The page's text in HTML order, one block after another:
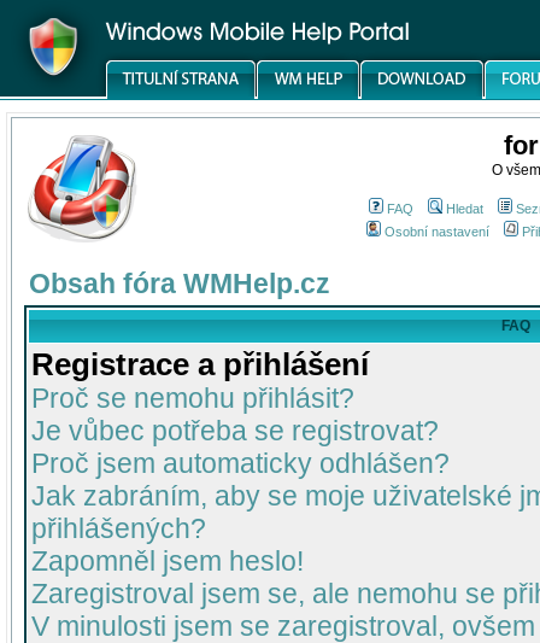
O
FAQ Hledat
Osobní nastavení
Obsah fóra WMHelp.cz
FAQ
Registrace a přihlášení
Proč se nemohu přihlásit?
Je vůbec potřeba se registrovat?
Proč jsem automaticky odhlášen?
Jak zabráním, aby se moje uživatelské
přihlášených?
Zapomněl jsem heslo!
Zaregistroval jsem se, ale nemohu se
V minulosti jsem se zaregistroval,